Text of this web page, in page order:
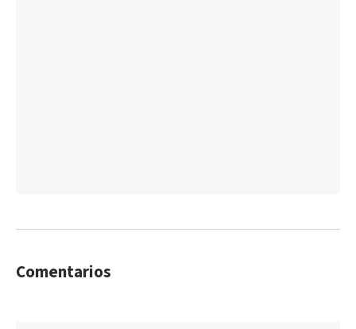
Comentarios